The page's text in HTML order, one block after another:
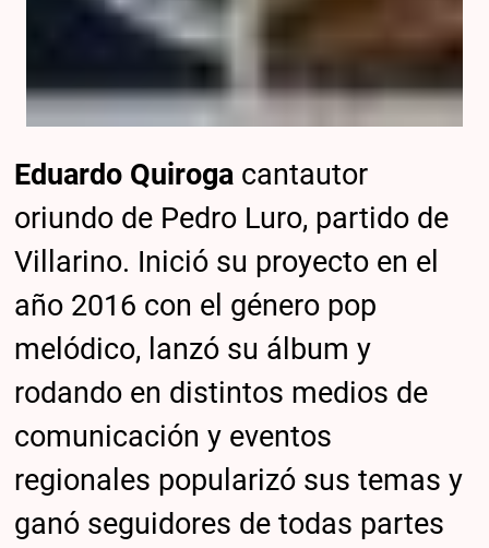
Eduardo Quiroga cantautor
oriundo de Pedro Luro, partido de
Villarino. Inició su proyecto en el
año 2016 con el género pop
melódico, lanzó su álbum y
rodando en distintos medios de
comunicación y eventos
regionales popularizó sus temas y
ganó seguidores de todas partes